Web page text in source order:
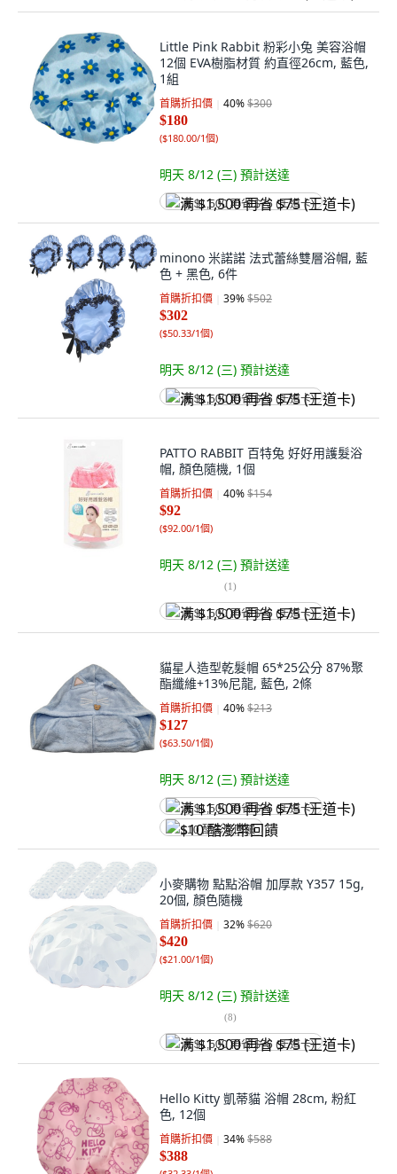
Little Pink Rabbit 粉彩小兔 美容浴帽
12個 EVA樹脂材質 約直徑26cm, 藍色,
1組
首購折扣價 40%$300
$180
($180.00/1個)
明天 8/12 (三) 預計送達
满 $1,500 再省 $75 (王道卡)
minono 米諾諾 法式蕾絲雙層浴帽, 藍
色 + 黑色, 6件
首購折扣價 39%$502
$302
($50.33/1個)
明天 8/12 (三) 預計送達
满 $1,500 再省 $75 (王道卡)
PATTO RABBIT 百特兔 好好用護髮浴
帽, 顏色隨機, 1個
首購折扣價 40%$154
$92
($92.00/1個)
明天 8/12 (三) 預計送達
(1)
满 $1,500 再省 $75 (王道卡)
貓星人造型乾髮帽 65*25公分 87%聚
酯纖維+13%尼龍, 藍色, 2條
首購折扣價 40%$213
$127
($63.50/1個)
明天 8/12 (三) 預計送達
满 $1,500 再省 $75 (王道卡)
$10 酷澎幣回饋
小麥購物 點點浴帽 加厚款 Y357 15g,
20個, 顏色隨機
首購折扣價 32%$620
$420
($21.00/1個)
明天 8/12 (三) 預計送達
(8)
满 $1,500 再省 $75 (王道卡)
Hello Kitty 凱蒂貓 浴帽 28cm, 粉紅
色, 12個
首購折扣價 34%$588
$388